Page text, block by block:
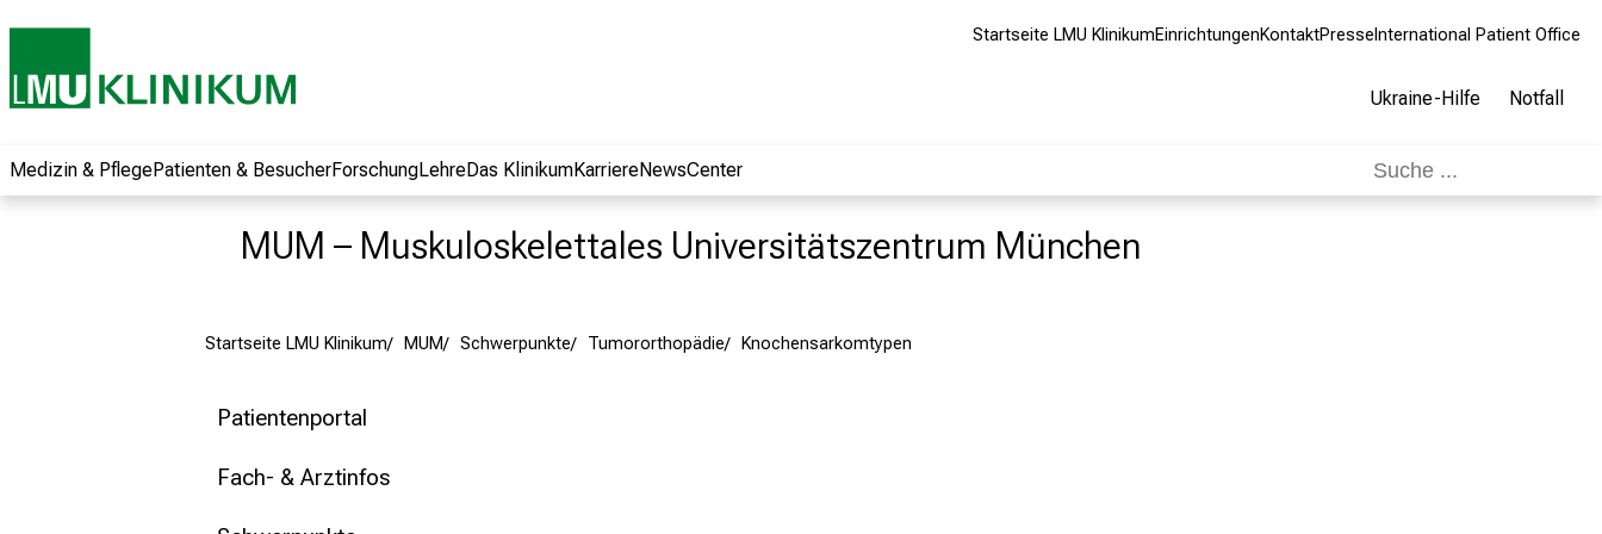
Startseite LMU KlinikumEinrichtungenKontaktPresse International Patient Office
Ukraine-Hilfe Notfall
Medizin & PflegePatienten & BesucherForschungLehreDas KlinikumKarriereNewsCenter
MUM – Muskuloskelettales Universitätszentrum München
Startseite LMU Klinikum MUM Schwerpunkte Tumororthopädie Knochensarkomtypen
Patientenportal
Fach- & Arztinfos
Informationen zu
Jobs, Ausbildungen
Weiterbildungen.
Kommen Sie
begeistern – ganz
ohne Anmeldung.